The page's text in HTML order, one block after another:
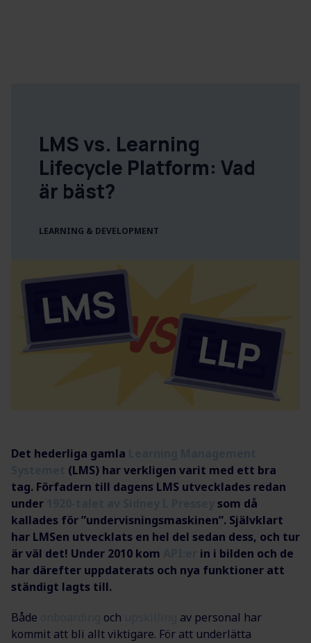
LMS vs. Learning
Lifecycle Platform: Vad
är bäst?
LEARNING & DEVELOPMENT
Det hederliga gamla
(LMS) har verkligen varit med ett bra
tag. Förfadern till dagens LMS utvecklades redan
under
som då
kallades för ”undervisningsmaskinen”. Självklart
har LMSen utvecklats en hel del sedan dess, och tur
är väl det! Under 2010 kom
in i bilden och de
har därefter uppdaterats och nya funktioner att
ständigt lagts till.
Både
och
av personal har
kommit att bli allt viktigare. För att underlätta